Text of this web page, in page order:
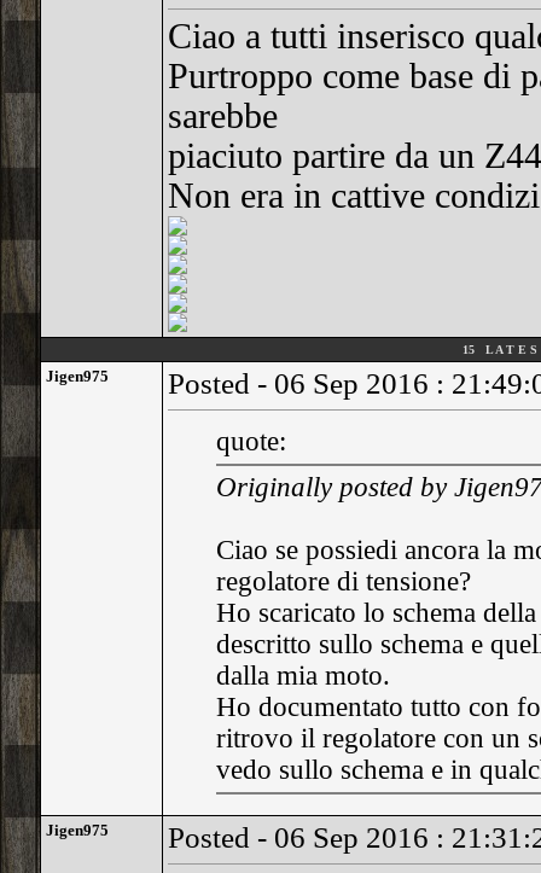
Ciao a tutti inserisco
Purtroppo come base di
sarebbe
piaciuto partire da un
Non era in cattive
15 L A T E
Jigen975 Posted - 06 Sep 2016 :
quote:
Originally posted by
Ciao se possiedi ancora la
regolatore di tensione?
Ho scaricato lo schema
descritto sullo schema e
dalla mia moto.
Ho documentato tutto con
ritrovo il regolatore con un
vedo sullo schema e in
Jigen975 Posted - 06 Sep 2016 :